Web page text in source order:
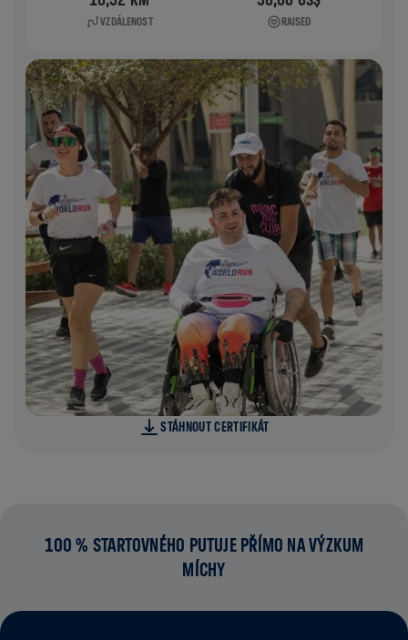
VZDÁLENOST RAISED
STÁHNOUT CERTIFIKÁT
100 % STARTOVNÉHO PUTUJE PŘÍMO NA VÝZKUM
MÍCHY